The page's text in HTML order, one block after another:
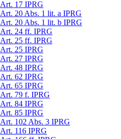
Art. 17 IPRG
Art. 20 Abs. 1 lit. a IPRG
Art. 20 Abs. 1 lit. b IPRG
Art. 24 ff. IPRG
Art. 25 ff. IPRG
Art. 25 IPRG
Art. 27 IPRG
Art. 48 IPRG
Art. 62 IPRG
Art. 65 IPRG
Art. 79 f. IPRG
Art. 84 IPRG
Art. 85 IPRG
Art. 102 Abs. 3 IPRG
Art. 116 IPRG